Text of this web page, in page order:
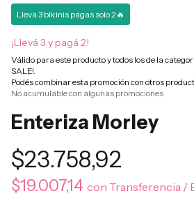
Lleva 3 bikinis pagas solo 2🔥
¡Llevá 3 y pagá 2!
Válido para este producto y todos los de la
SALE!.
Podés combinar esta promoción con otros
No acumulable con algunas promociones
Enteriza Morley
$23.758,92
$19.007,14 con Transferencia /